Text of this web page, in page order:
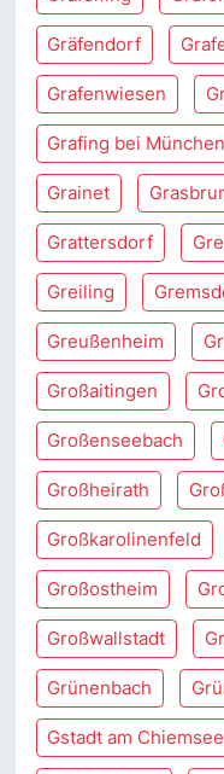
Gräfendorf
Grafenwiesen
Grafing bei München
Grainet
Grattersdorf
Greiling
Greußenheim
Großaitingen
Großenseebach
Großheirath
Großkarolinenfeld
Großostheim
Großwallstadt
Grünenbach
Gstadt am Chiemsee